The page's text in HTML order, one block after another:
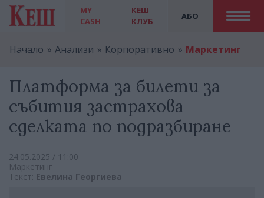
MY
CASH
АБО
КЕШ
КЛУБ
Начало Анализи Корпоративно Маркетинг
Платформа за билети за
събития застрахова
сделката по подразбиране
24.05.2025 / 11:00
Маркетинг
Текст: Евелина Георгиева